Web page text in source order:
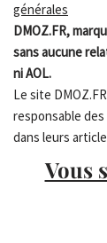
générales
DMOZ.FR,
sans aucune
ni AOL.
Le site
responsable
dans leurs
Vous